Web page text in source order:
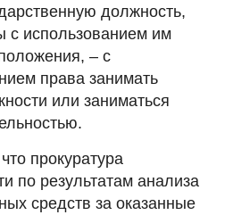
должность,
с использованием им
– с
права занимать
или заниматься
прокуратура
по результатам анализа
средств за оказанные